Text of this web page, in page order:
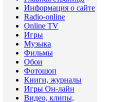
Информация о сайте
Radio-online
Online TV
Игры
Музыка
Фильмы
Обои
Фотошоп
Книги, журналы
Игры Он-лайн
Видео, клипы,